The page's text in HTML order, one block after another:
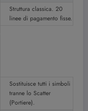
Struttura classica. 20
linee di pagamento fisse.
Sostituisce tutti i simboli
tranne lo Scatter
(Portiere).